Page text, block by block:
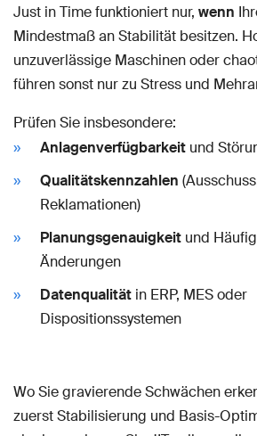
Just in Time funktioniert nur, wenn
Mindestmaß an Stabilität besitzen.
unzuverlässige Maschinen oder
führen sonst nur zu Stress und
Prüfen Sie insbesondere:
Anlagenverfügbarkeit und
Qualitätskennzahlen
Reklamationen)
Planungsgenauigkeit und
Änderungen
Datenqualität in ERP, MES oder
Dispositionssystemen
Wo Sie gravierende Schwächen
zuerst Stabilisierung und Basis-